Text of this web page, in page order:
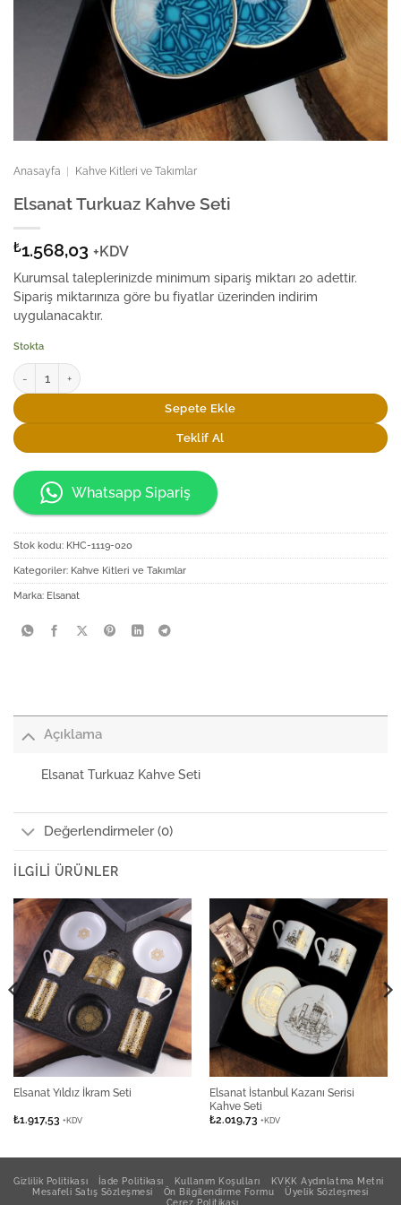
Anasayfa Kahve Kitleri ve Takımlar
Elsanat Turkuaz Kahve Seti
₺1.568,03 +KDV
Kurumsal taleplerinizde minimum sipariş miktarı 20 adettir.
Sipariş miktarınıza göre bu fiyatlar üzerinden indirim
uygulanacaktır.
Stokta
Elsanat Turkuaz Kahve Seti adet
Sepete Ekle
Teklif Al
Whatsapp Sipariş
Stok kodu: KHC-1119-020
Kategoriler: Kahve Kitleri ve Takımlar
Marka: Elsanat
Açıklama
Elsanat Turkuaz Kahve Seti
Değerlendirmeler (0)
İLGILI ÜRÜNLER
Elsanat Yıldız İkram Seti
₺1.917,53 +KDV
Elsanat İstanbul Kazanı Serisi
Kahve Seti
₺2.019,73 +KDV
Gizlilik Politikası İade Politikası Kullanım Koşulları
KVKK Aydınlatma Metni
Mesafeli Satış Sözleşmesi
Ön Bilgilendirme Formu
Üyelik Sözleşmesi
Çerez Politikası